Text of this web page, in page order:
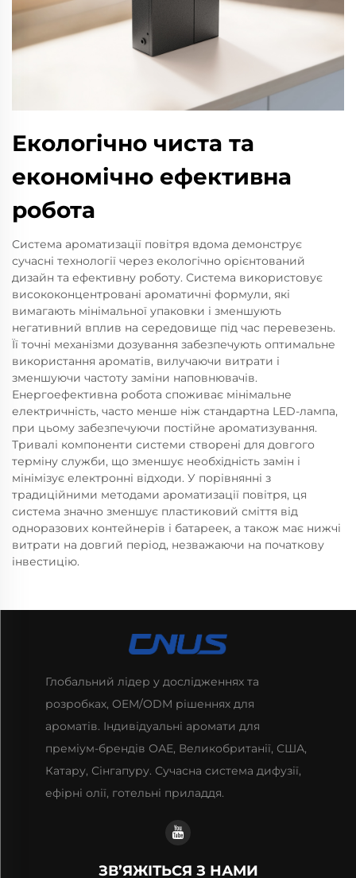
Екологічно чиста та
економічно ефективна
робота
Система ароматизації повітря вдома демонструє
сучасні технології через екологічно орієнтований
дизайн та ефективну роботу. Система використовує
висококонцентровані ароматичні формули, які
вимагають мінімальної упаковки і зменшують
негативний вплив на середовище під час перевезень.
Її точні механізми дозування забезпечують оптимальне
використання ароматів, вилучаючи витрати і
зменшуючи частоту заміни наповнювачів.
Енергоефективна робота споживає мінімальне
електричність, часто менше ніж стандартна LED-лампа,
при цьому забезпечуючи постійне ароматизування.
Тривалі компоненти системи створені для довгого
терміну служби, що зменшує необхідність замін і
мінімізує електронні відходи. У порівнянні з
традиційними методами ароматизації повітря, ця
система значно зменшує пластиковий сміття від
одноразових контейнерів і батареек, а також має нижчі
витрати на довгий період, незважаючи на початкову
інвестицію.
Глобальний лідер у дослідженнях та
розробках, OEM/ODM рішеннях для
ароматів. Індивідуальні аромати для
преміум-брендів ОАЕ, Великобританії, США,
Катару, Сінгапуру. Сучасна система дифузії,
ефірні олії, готельні приладдя.
ЗВ’ЯЖІТЬСЯ З НАМИ